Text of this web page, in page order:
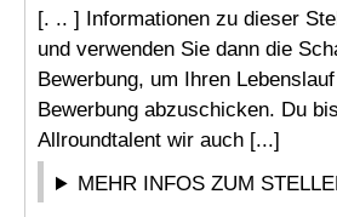
[. .. ] Informationen zu dieser
und verwenden Sie dann die
Bewerbung, um Ihren
Bewerbung abzuschicken. Du
Allroundtalent wir auch [...]
MEHR INFOS ZUM